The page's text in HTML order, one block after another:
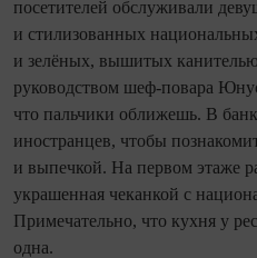
посетителей обслуживали
и стилизованных
и зелёных, вышитых
руководством шеф-повара
что пальчики оближешь. В
иностранцев, чтобы
и выпечкой. На первом этаже
украшенная чеканкой с
Примечательно, что кухня у
одна.